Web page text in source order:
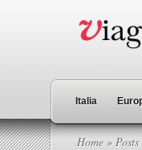
Italia
Home »